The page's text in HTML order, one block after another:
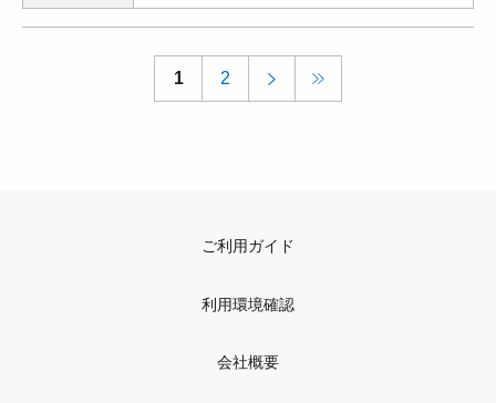
1 2
ご利用ガイド
利用環境確認
会社概要